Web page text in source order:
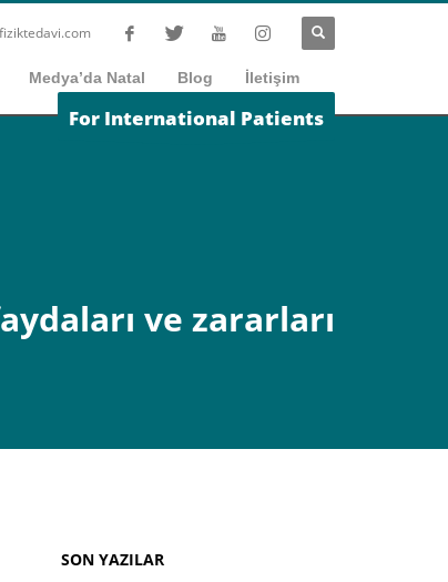
Medya’da Natal Blog İletişim
For International Patients
ve zararları
SON YAZILAR